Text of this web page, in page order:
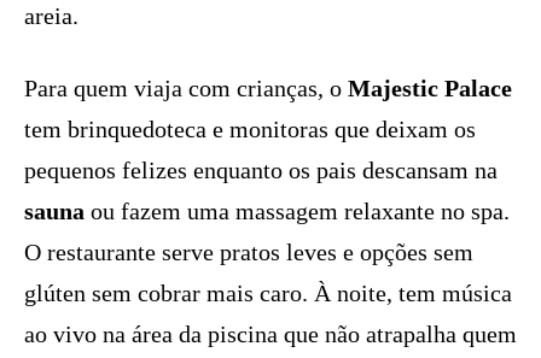
areia.
Para quem viaja com crianças, o Majestic Palace
tem brinquedoteca e monitoras que deixam os
pequenos felizes enquanto os pais descansam na
sauna ou fazem uma massagem relaxante no spa.
O restaurante serve pratos leves e opções sem
glúten sem cobrar mais caro. À noite, tem música
ao vivo na área da piscina que não atrapalha quem